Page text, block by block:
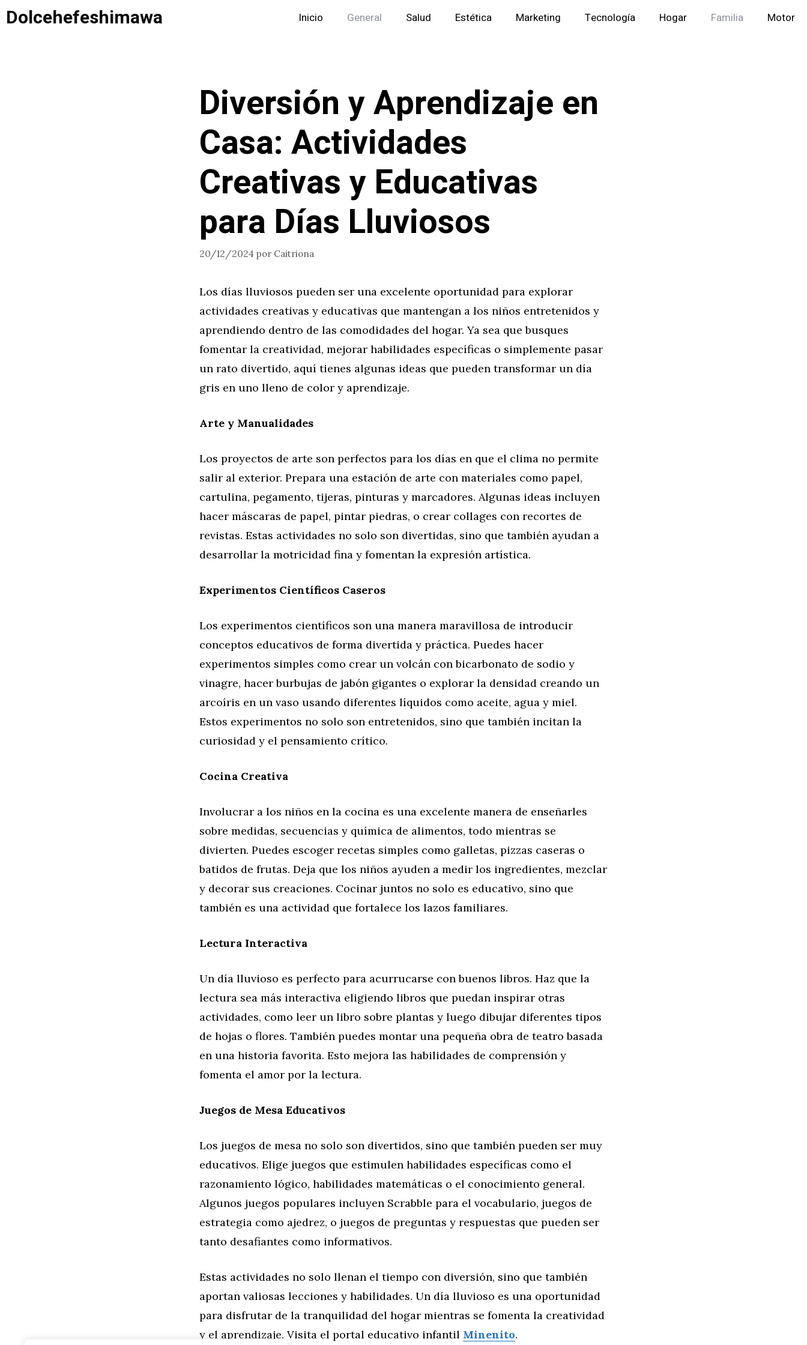
Saltar
alDolcehefeshimawa Inicio General Salud Estética Marketing Tecnología Hogar Familia Motor
Diversión y Aprendizaje en
Casa: Actividades
Creativas y Educativas
para Días Lluviosos
20/12/2024 por Caitriona
Los días lluviosos pueden ser una excelente oportunidad para explorar
actividades creativas y educativas que mantengan a los niños entretenidos y
aprendiendo dentro de las comodidades del hogar. Ya sea que busques
fomentar la creatividad, mejorar habilidades específicas o simplemente pasar
un rato divertido, aquí tienes algunas ideas que pueden transformar un día
gris en uno lleno de color y aprendizaje.
Arte y Manualidades
Los proyectos de arte son perfectos para los días en que el clima no permite
salir al exterior. Prepara una estación de arte con materiales como papel,
cartulina, pegamento, tijeras, pinturas y marcadores. Algunas ideas incluyen
hacer máscaras de papel, pintar piedras, o crear collages con recortes de
revistas. Estas actividades no solo son divertidas, sino que también ayudan a
desarrollar la motricidad fina y fomentan la expresión artística.
Experimentos Científicos Caseros
Los experimentos científicos son una manera maravillosa de introducir
conceptos educativos de forma divertida y práctica. Puedes hacer
experimentos simples como crear un volcán con bicarbonato de sodio y
vinagre, hacer burbujas de jabón gigantes o explorar la densidad creando un
arcoíris en un vaso usando diferentes líquidos como aceite, agua y miel.
Estos experimentos no solo son entretenidos, sino que también incitan la
curiosidad y el pensamiento crítico.
Cocina Creativa
Involucrar a los niños en la cocina es una excelente manera de enseñarles
sobre medidas, secuencias y química de alimentos, todo mientras se
divierten. Puedes escoger recetas simples como galletas, pizzas caseras o
batidos de frutas. Deja que los niños ayuden a medir los ingredientes, mezclar
y decorar sus creaciones. Cocinar juntos no solo es educativo, sino que
también es una actividad que fortalece los lazos familiares.
Lectura Interactiva
Un día lluvioso es perfecto para acurrucarse con buenos libros. Haz que la
lectura sea más interactiva eligiendo libros que puedan inspirar otras
actividades, como leer un libro sobre plantas y luego dibujar diferentes tipos
de hojas o flores. También puedes montar una pequeña obra de teatro basada
en una historia favorita. Esto mejora las habilidades de comprensión y
fomenta el amor por la lectura.
Juegos de Mesa Educativos
Los juegos de mesa no solo son divertidos, sino que también pueden ser muy
educativos. Elige juegos que estimulen habilidades específicas como el
razonamiento lógico, habilidades matemáticas o el conocimiento general.
Algunos juegos populares incluyen Scrabble para el vocabulario, juegos de
estrategia como ajedrez, o juegos de preguntas y respuestas que pueden ser
tanto desafiantes como informativos.
Estas actividades no solo llenan el tiempo con diversión, sino que también
aportan valiosas lecciones y habilidades. Un día lluvioso es una oportunidad
para disfrutar de la tranquilidad del hogar mientras se fomenta la creatividad
y el aprendizaje. Visita el portal educativo infantil Minenito.